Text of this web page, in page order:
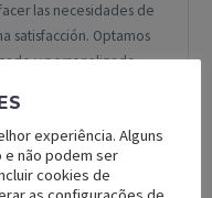
las necesidades de
satisfacción. Optamos
y personalizado,
en conjunto con los
minimizando o
a la operación.
experiência. Alguns
e não podem ser
cookies de